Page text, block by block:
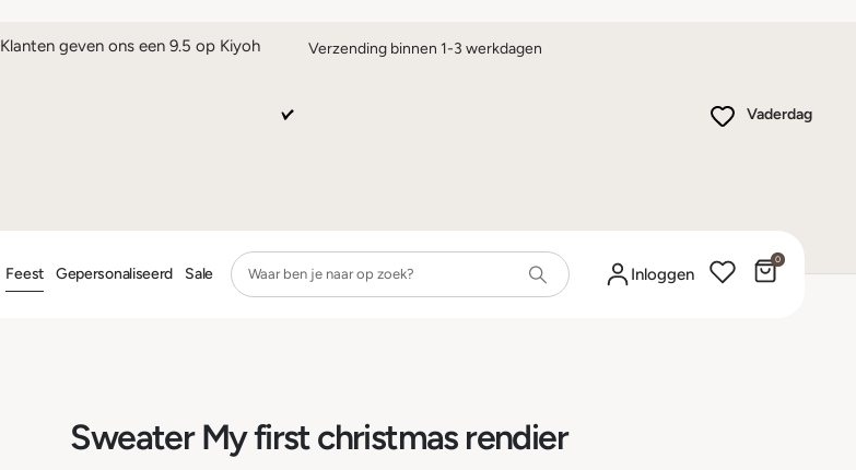
Klanten geven ons een 9.5 op Kiyoh Verzending binnen 1-3 werkdagen
Vaderdag
Feest Gepersonaliseerd Sale Inloggen
0
Sweater My first christmas rendier